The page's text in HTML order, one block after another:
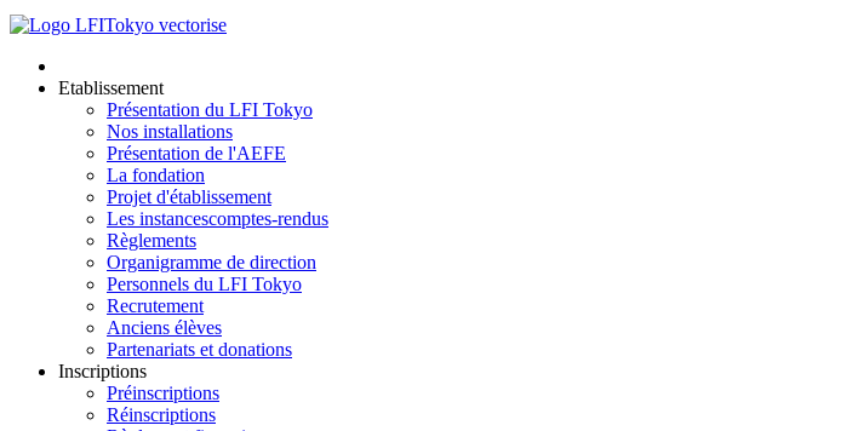
Etablissement
Présentation du LFI Tokyo
Nos installations
Présentation de l'AEFE
La fondation
Projet d'établissement
Les instancescomptes-rendus
Règlements
Organigramme de direction
Personnels du LFI Tokyo
Recrutement
Anciens élèves
Partenariats et donations
Inscriptions
Préinscriptions
Réinscriptions